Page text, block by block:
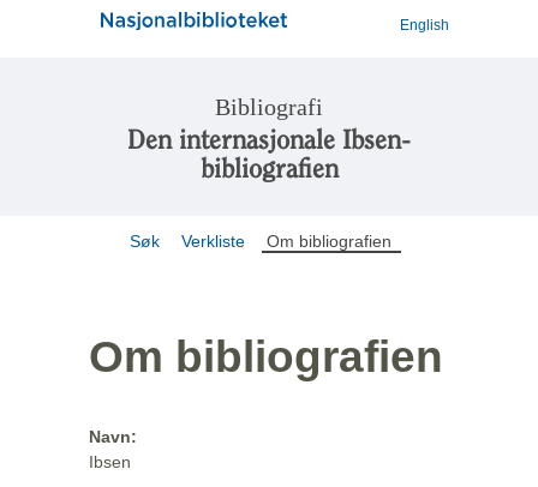
English
Bibliografi
Den internasjonale Ibsen-
bibliografien
Søk Verkliste Om bibliografien
Om bibliografien
Navn:
Ibsen